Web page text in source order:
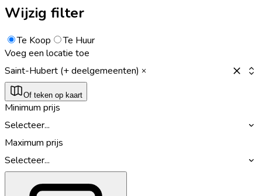
Wijzig filter
Te Koop
Te Huur
Voeg een locatie toe
Saint-Hubert (+ deelgemeenten)
Of teken op kaart
Minimum prijs
Selecteer...
Maximum prijs
Selecteer...